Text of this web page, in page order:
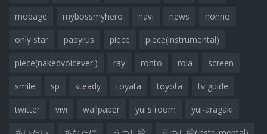
mobage mybossmyhero navi news nonno
only star papyrus piece piece(instrumental)
piece(nakedvoicever.) ray rohto rola screen
smile sp steady toyata toyota tv guide
twitter vivi wallpaper yui's room yui-aragaki